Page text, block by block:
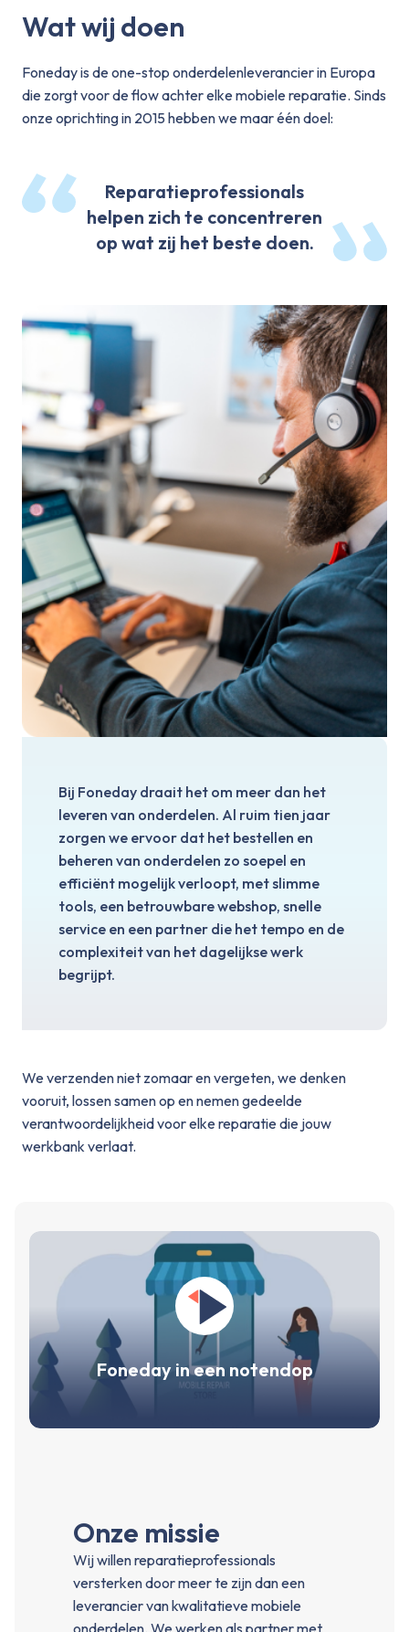
Wat wij doen
Foneday is de one-stop onderdelenleverancier in Europa
die zorgt voor de flow achter elke mobiele reparatie. Sinds
onze oprichting in 2015 hebben we maar één doel:
Reparatieprofessionals
helpen zich te concentreren
op wat zij het beste doen.
Bij Foneday draait het om meer dan het
leveren van onderdelen. Al ruim tien jaar
zorgen we ervoor dat het bestellen en
beheren van onderdelen zo soepel en
efficiënt mogelijk verloopt, met slimme
tools, een betrouwbare webshop, snelle
service en een partner die het tempo en de
complexiteit van het dagelijkse werk
begrijpt.
We verzenden niet zomaar en vergeten, we denken
vooruit, lossen samen op en nemen gedeelde
verantwoordelijkheid voor elke reparatie die jouw
werkbank verlaat.
Foneday in een notendop
Onze missie
Wij willen reparatieprofessionals
versterken door meer te zijn dan een
leverancier van kwalitatieve mobiele
onderdelen. We werken als partner met